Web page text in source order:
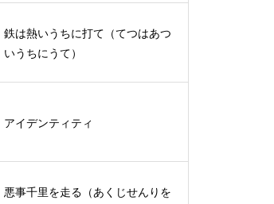
鉄は熱いうちに打て（てつはあつ
いうちにうて）
アイデンティティ
悪事千里を走る（あくじせんりを